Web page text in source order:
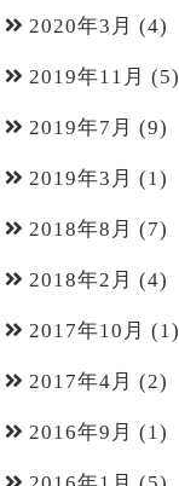
2020年3月 (4)
2019年11月 (5)
2019年7月 (9)
2019年3月 (1)
2018年8月 (7)
2018年2月 (4)
2017年10月 (1)
2017年4月 (2)
2016年9月 (1)